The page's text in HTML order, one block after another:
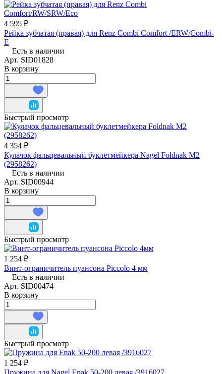
4 595 ₽
Рейка зубчатая (правая) для Renz Combi Comfort /ERW/Combi-
E
Есть в наличии
Арт. SID01828
В корзину
Быстрый просмотр
4 354 ₽
Кулачок фальцевальный буклетмейкера Nagel Foldnak M2
(2958262)
Есть в наличии
Арт. SID00944
В корзину
Быстрый просмотр
1 254 ₽
Винт-ограничитель пуансона Piccolo 4 мм
Есть в наличии
Арт. SID00474
В корзину
Быстрый просмотр
1 254 ₽
Пружина для Nagel Enak 50-200 левая /3916027